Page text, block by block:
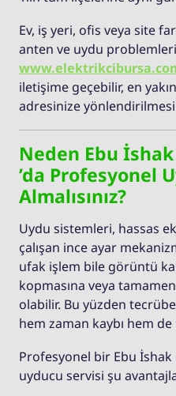
Ev, iş yeri, ofis veya site
anten ve uydu
iletişime geçebilir, en
adresinize
Neden Ebu
’da Profesyonel
Almalısınız?
Uydu sistemleri, hassas
çalışan ince ayar
ufak işlem bile görüntü
kopmasına veya
olabilir. Bu yüzden
hem zaman kaybı hem
Profesyonel bir Ebu İshak
uyducu servisi şu